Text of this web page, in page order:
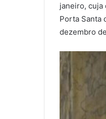
janeiro, cuja
Porta Santa
dezembro